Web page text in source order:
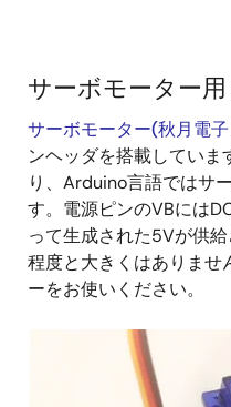
サーボモーター
サーボモーター(秋月電
ンヘッダを搭載してい
り、Arduino言語ではサ
す。電源ピンのVBには
って生成された5Vが供
程度と大きくはありませ
ーをお使いください。